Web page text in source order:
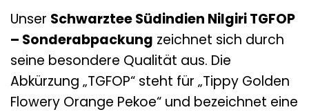
Unser Schwarztee Südindien Nilgiri TGFOP
– Sonderabpackung zeichnet sich durch
seine besondere Qualität aus. Die
Abkürzung „TGFOP“ steht für „Tippy Golden
Flowery Orange Pekoe“ und bezeichnet eine